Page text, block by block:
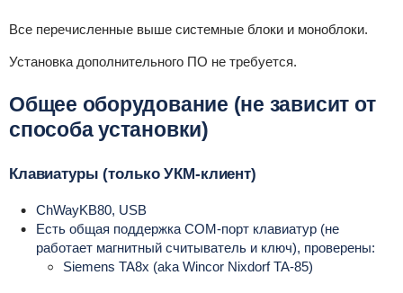
Все перечисленные выше системные блоки и моноблоки.
Установка дополнительного ПО не требуется.
Общее оборудование (не зависит от
способа установки)
Клавиатуры (только УКМ-клиент)
ChWayKB80, USB
Есть общая поддержка COM-порт клавиатур (не
работает магнитный считыватель и ключ), проверены:
Siemens TA8x (aka Wincor Nixdorf TA-85)